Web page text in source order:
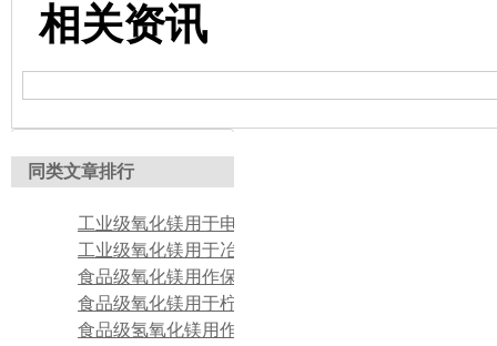
相关资讯
同类文章排行